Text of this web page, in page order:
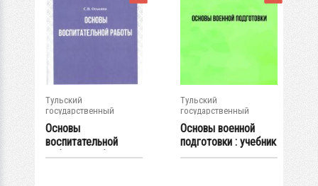
Тульский
государственный
университет
Основы
воспитательной
работы: учебное
Тульский
государственный
университет
Основы военной
подготовки : учебник